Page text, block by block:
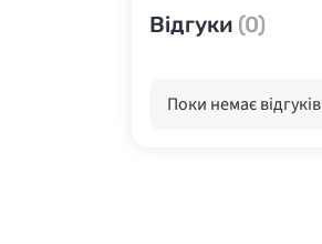
Відгуки (0)
Поки немає відгуків